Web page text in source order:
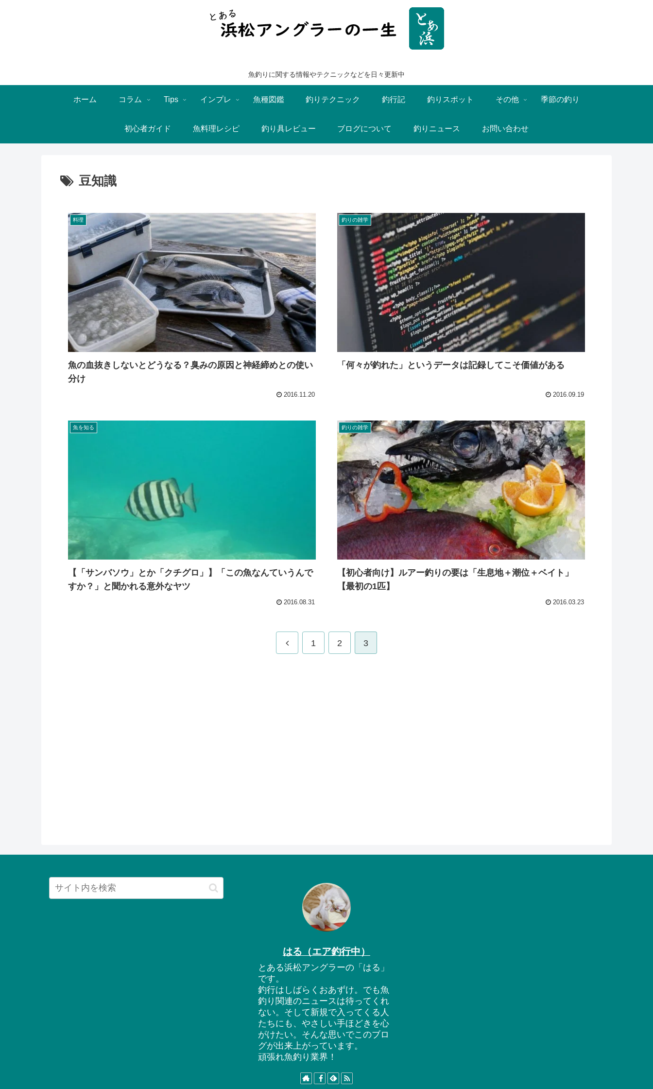
魚釣りに関する情報やテクニックなどを日々更新中
ホーム コラム Tips インプレ 魚種図鑑 釣りテクニック 釣行記 釣りスポット その他 季節の釣り
初心者ガイド 魚料理レシピ 釣り具レビュー ブログについて 釣りニュース お問い合わせ
豆知識
料理
魚の血抜きしないとどうなる？臭みの原因と神経締めとの使い
分け
2016.11.20
釣りの雑学
「何々が釣れた」というデータは記録してこそ価値がある
2016.09.19
魚を知る
【「サンバソウ」とか「クチグロ」】「この魚なんていうんで
すか？」と聞かれる意外なヤツ
2016.08.31
釣りの雑学
【初心者向け】ルアー釣りの要は「生息地＋潮位＋ベイト」
【最初の1匹】
2016.03.23
1 2 3
はる（エア釣行中）
とある浜松アングラーの「はる」
です。
釣行はしばらくおあずけ。でも魚
釣り関連のニュースは待ってくれ
ない。そして新規で入ってくる人
たちにも、やさしい手ほどきを心
がけたい。そんな思いでこのブロ
グが出来上がっています。
頑張れ魚釣り業界！